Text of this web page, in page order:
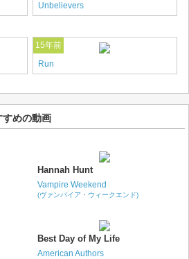
Unbelievers
15年前
Run
すめの動画
Hannah Hunt
Vampire Weekend
(ヴァンパイア・ウィークエンド)
Best Day of My Life
American Authors